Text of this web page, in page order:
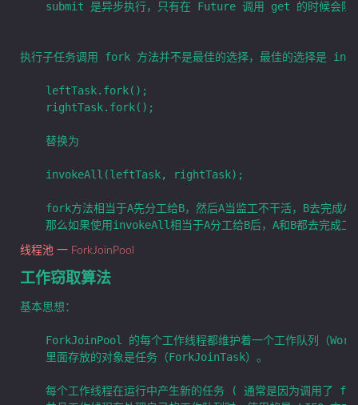
执行子任务调用 fork 方法并不是最佳的选择，最佳的选择是
线程池 一 ForkJoinPool
工作窃取算法
基本思想：